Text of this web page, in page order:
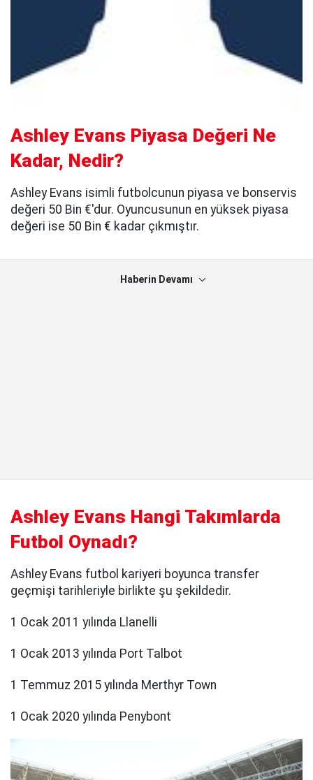
Ashley Evans Piyasa Değeri Ne
Kadar, Nedir?
Ashley Evans isimli futbolcunun piyasa ve bonservis
değeri 50 Bin €'dur. Oyuncusunun en yüksek piyasa
değeri ise 50 Bin € kadar çıkmıştır.
Haberin Devamı
Ashley Evans Hangi Takımlarda
Futbol Oynadı?
Ashley Evans futbol kariyeri boyunca transfer
geçmişi tarihleriyle birlikte şu şekildedir.
1 Ocak 2011 yılında Llanelli
1 Ocak 2013 yılında Port Talbot
1 Temmuz 2015 yılında Merthyr Town
1 Ocak 2020 yılında Penybont